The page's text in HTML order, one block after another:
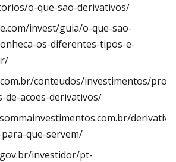
o-que-sao-derivativos/
invest/guia/o-que-sao-
os-diferentes-tipos-e-
conteudos/investimentos/
de-acoes-derivativos/
que-servem/
investidor/pt-